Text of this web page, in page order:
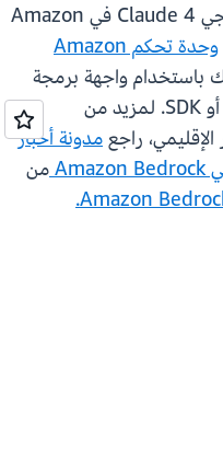
يمكنك الآن استخدام كلا نموذجي Claude 4 في Amazon
وحدة تحكم Amazon
باستخدام واجهة برمجة
تطبيقات Amazon Bedrock أو SDK. لمزيد من
راجعمدونة أخبار
من